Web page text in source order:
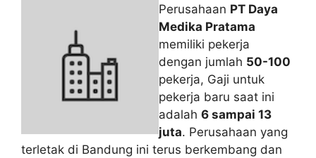
Perusahaan PT Daya
Medika Pratama
memiliki pekerja
dengan jumlah 50-100
pekerja, Gaji untuk
pekerja baru saat ini
adalah 6 sampai 13
juta. Perusahaan yang
terletak di Bandung ini terus berkembang dan